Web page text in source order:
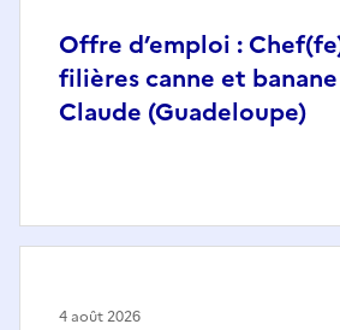
Offre d’emploi :
filières canne et
Claude (Guadeloupe)
4 août 2026